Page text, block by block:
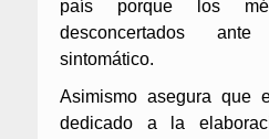
país porque los
desconcertados
sintomático.
Asimismo asegura que
dedicado a la